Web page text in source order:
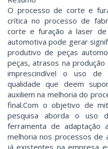
O processo de corte e
crítica no processo de
corte e furação a laser de
automotiva pode gerar
produtivo de peças
peças, atrasos na
imprescindível o uso de
qualidade que deem
auxiliem na melhoria do
final.Com o objetivo de
pesquisa aborda o uso
ferramenta de adaptação
melhoria nos processos de